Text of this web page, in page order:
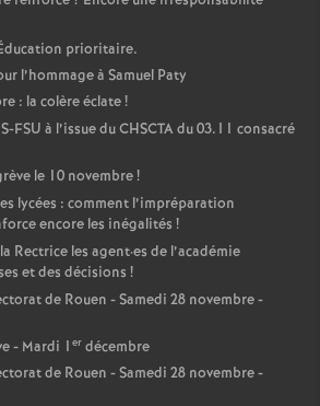
e
c
o
n
d
d
e
prioritaire.
l’hommage à Samuel Paty
: la colère éclate!
FSU à l’issue du CHSCTA du 03.11 consacré
le 10 novembre!
lycées : comment l’impréparation
encore les inégalités !
Rectrice les agent·es de l’académie
et des décisions !
de Rouen - Samedi 28 novembre -
- Mardi 1 er décembre
de Rouen - Samedi 28 novembre -